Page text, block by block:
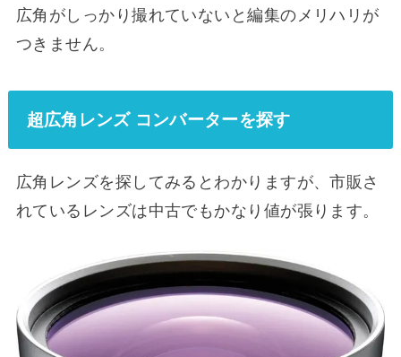
広角がしっかり撮れていないと編集のメリハリが
つきません。
超広角レンズ コンバーターを探す
広角レンズを探してみるとわかりますが、市販さ
れているレンズは中古でもかなり値が張ります。